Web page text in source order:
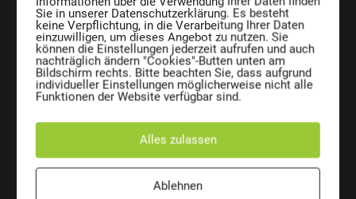
AE Entsorgungssysteme GmbH
Josef Sandhofer Straße 9c
A-2000 Stockerau
Austria
Fax:+43 2266 66 190 26
office@ae-entsorgung.eu
ÜBERSICHT VERANTWORTUNG
Mülltonne CO2 Kalkulator
Sie in unserer Datenschutzerklärung. Es besteht
keine Verpflichtung, in die Verarbeitung Ihrer Daten
einzuwilligen, um dieses Angebot zu nutzen. Sie
können die Einstellungen jederzeit aufrufen und auch
nachträglich ändern "Cookies"-Butten unten am
Bildschirm rechts. Bitte beachten Sie, dass aufgrund
individueller Einstellungen möglicherweise nicht alle
Funktionen der Website verfügbar sind.
Alles zulassen
Ablehnen